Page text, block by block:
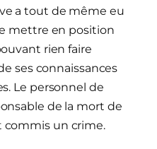
a tout de même eu
mettre en position
rien faire
ses connaissances
Le personnel de
de la mort de
commis un crime.